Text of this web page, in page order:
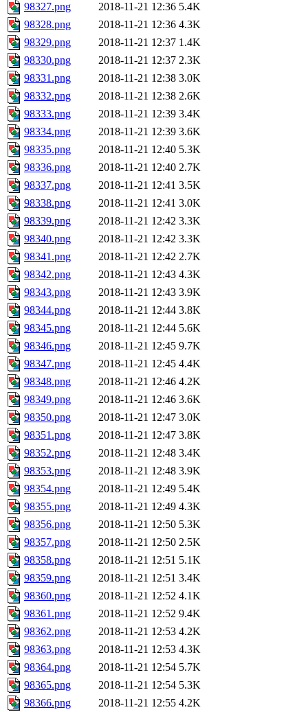
98327.png
2018-11-21 12:36 5.4K
98328.png
2018-11-21 12:36 4.3K
98329.png
2018-11-21 12:37 1.4K
98330.png
2018-11-21 12:37 2.3K
98331.png
2018-11-21 12:38 3.0K
98332.png
2018-11-21 12:38 2.6K
98333.png
2018-11-21 12:39 3.4K
98334.png
2018-11-21 12:39 3.6K
98335.png
2018-11-21 12:40 5.3K
98336.png
2018-11-21 12:40 2.7K
98337.png
2018-11-21 12:41 3.5K
98338.png
2018-11-21 12:41 3.0K
98339.png
2018-11-21 12:42 3.3K
98340.png
2018-11-21 12:42 3.3K
98341.png
2018-11-21 12:42 2.7K
98342.png
2018-11-21 12:43 4.3K
98343.png
2018-11-21 12:43 3.9K
98344.png
2018-11-21 12:44 3.8K
98345.png
2018-11-21 12:44 5.6K
98346.png
2018-11-21 12:45 9.7K
98347.png
2018-11-21 12:45 4.4K
98348.png
2018-11-21 12:46 4.2K
98349.png
2018-11-21 12:46 3.6K
98350.png
2018-11-21 12:47 3.0K
98351.png
2018-11-21 12:47 3.8K
98352.png
2018-11-21 12:48 3.4K
98353.png
2018-11-21 12:48 3.9K
98354.png
2018-11-21 12:49 5.4K
98355.png
2018-11-21 12:49 4.3K
98356.png
2018-11-21 12:50 5.3K
98357.png
2018-11-21 12:50 2.5K
98358.png
2018-11-21 12:51 5.1K
98359.png
2018-11-21 12:51 3.4K
98360.png
2018-11-21 12:52 4.1K
98361.png
2018-11-21 12:52 9.4K
98362.png
2018-11-21 12:53 4.2K
98363.png
2018-11-21 12:53 4.3K
98364.png
2018-11-21 12:54 5.7K
98365.png
2018-11-21 12:54 5.3K
98366.png
2018-11-21 12:55 4.2K